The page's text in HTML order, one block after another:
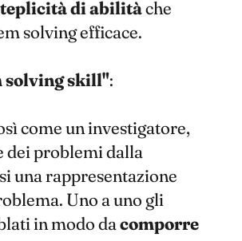
di abilitàche
solving efficace.
solving skill":
come un investigatore,
dei problemi dalla
una rappresentazione
Uno a uno gli
in modo dacomporre